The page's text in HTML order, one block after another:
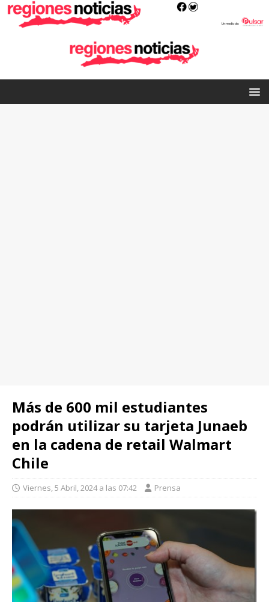
Más de 600 mil estudiantes
podrán utilizar su tarjeta Junaeb
en la cadena de retail Walmart
Chile
Viernes, 5 Abril, 2024 a las 07:42 Prensa